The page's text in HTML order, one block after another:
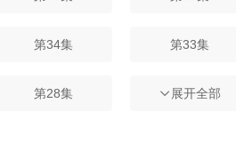
第34集 第33集
第28集 第27集
展开全部